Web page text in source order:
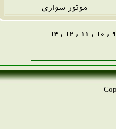
موتور سواری
9
,
10
,
11
12
,
13